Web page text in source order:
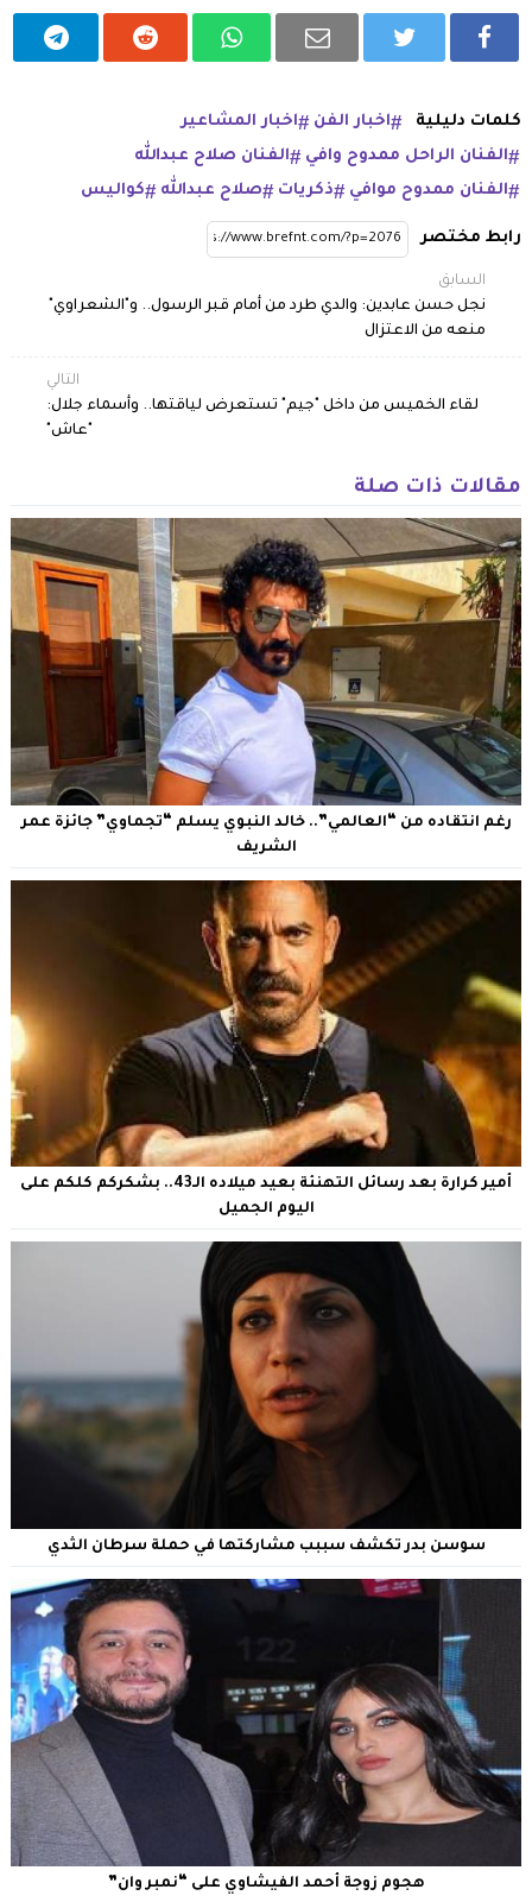
كلمات دليلية اخبار الفن
اخبار المشاعير
الفنان الراحل ممدوح وافي
الفنان صلاح عبدالله
الفنان ممدوح موافي
ذكريات صلاح عبدالله كواليس
رابط مختصر
السابق
نجل حسن عابدين: والدي طرد من أمام قبر الرسول.. و"الشعراوي"
منعه من الاعتزال
التالي
لقاء الخميس من داخل "جيم" تستعرض لياقتها.. وأسماء جلال:
"عاش"
مقالات ذات صلة
رغم انتقاده من “العالمي”.. خالد النبوي يسلم “تجماوي” جائزة عمر
الشريف
أمير كرارة بعد رسائل التهنئة بعيد ميلاده الـ43.. بشكركم كلكم على
اليوم الجميل
سوسن بدر تكشف سببب مشاركتها في حملة سرطان الثدي
هجوم زوجة أحمد الفيشاوي على “نمبر وان”